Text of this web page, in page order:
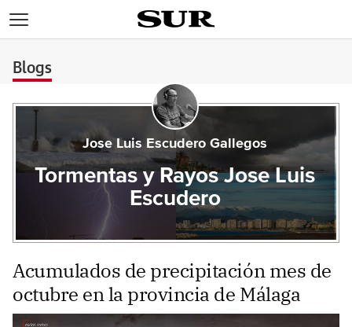
Blogs
Jose Luis Escudero Gallegos
Tormentas y Rayos Jose Luis
Escudero
Acumulados de precipitación mes de
octubre en la provincia de Málaga